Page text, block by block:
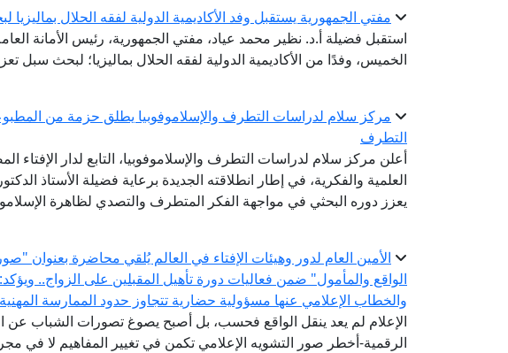
مفتي الجمهورية يستقبل وفد الأكاديمية الدولية لفقه الحلال
استقبل فضيلة أ.د. نظير محمد عياد، مفتي الجمهورية، رئيس الأمانة
الخميس، وفدًا من الأكاديمية الدولية لفقه الحلال بماليزيا؛ لبحث سبل
مركز سلام لدراسات التطرف والإسلاموفوبيا يطلق حزمة من
التطرف
أعلن مركز سلام لدراسات التطرف والإسلاموفوبيا، التابع لدار
العلمية والفكرية، في إطار انطلاقته الجديدة برعاية فضيلة الأستاذ
يعزز دوره البحثي في مواجهة الفكر المتطرف والتصدي لظاهرة
الأمين العام لدور وهيئات الإفتاء في العالم يُلقي محاضرة بعنوان
الواقع والمأمول" ضمن فعاليات دورة تأهيل المقبلين على الزواج..
والخطاب الإعلامي عنها مسؤولية حضارية تتجاوز حدود الممارسة المهنية
الإعلام لم يعد ينقل الواقع فحسب، بل أصبح يصوغ تصورات الشباب
الرقمية-أخطر صور التشويه الإعلامي تكمن في تغيير المفاهيم لا في